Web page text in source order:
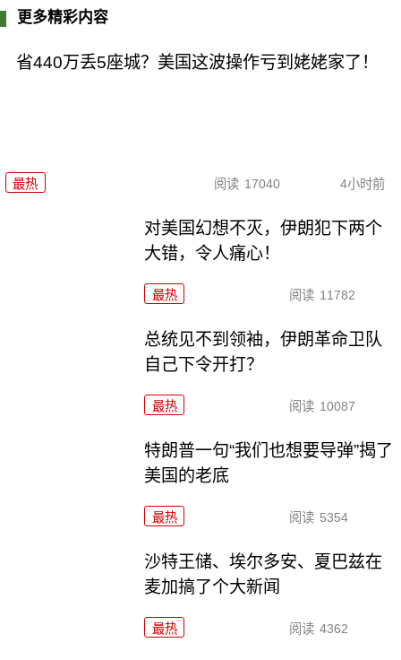
更多精彩内容
省440万丢5座城？美国这波操作亏到姥姥家了！
最热 阅读 17040 4小时前
对美国幻想不灭，伊朗犯下两个
大错，令人痛心！
最热 阅读 11782
总统见不到领袖，伊朗革命卫队
自己下令开打？
最热 阅读 10087
特朗普一句“我们也想要导弹”揭了
美国的老底
最热 阅读 5354
沙特王储、埃尔多安、夏巴兹在
麦加搞了个大新闻
最热 阅读 4362